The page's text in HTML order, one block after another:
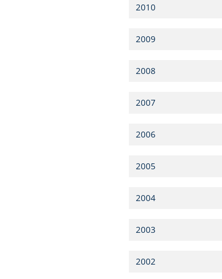
2010
2009
2008
2007
2006
2005
2004
2003
2002